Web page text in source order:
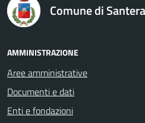
Comune di
AMMINISTRAZIONE
Aree amministrative
Documenti e dati
Enti e fondazioni